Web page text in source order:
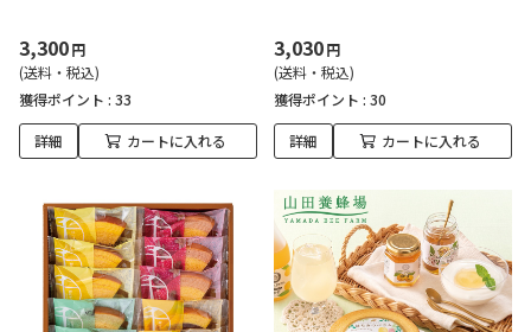
3,300円
(送料・税込)
獲得ポイント : 33
詳細 カートに入れる
3,030円
(送料・税込)
獲得ポイント : 30
詳細 カートに入れる